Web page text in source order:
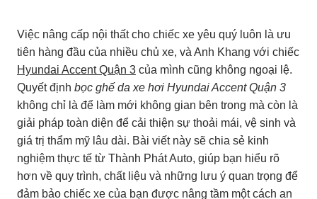
Việc nâng cấp nội thất cho chiếc xe yêu quý luôn là ưu
tiên hàng đầu của nhiều chủ xe, và Anh Khang với chiếc
Hyundai Accent Quận 3 của mình cũng không ngoại lệ.
Quyết định bọc ghế da xe hơi Hyundai Accent Quận 3
không chỉ là để làm mới không gian bên trong mà còn là
giải pháp toàn diện để cải thiện sự thoải mái, vệ sinh và
giá trị thẩm mỹ lâu dài. Bài viết này sẽ chia sẻ kinh
nghiệm thực tế từ Thành Phát Auto, giúp bạn hiểu rõ
hơn về quy trình, chất liệu và những lưu ý quan trọng để
đảm bảo chiếc xe của bạn được nâng tầm một cách an